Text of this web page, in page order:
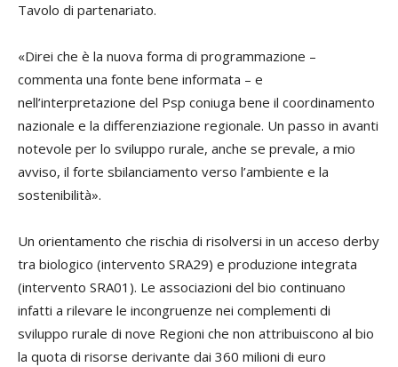
Tavolo di partenariato.
«Direi che è la nuova forma di programmazione –
commenta una fonte bene informata – e
nell’interpretazione del Psp coniuga bene il coordinamento
nazionale e la differenziazione regionale. Un passo in avanti
notevole per lo sviluppo rurale, anche se prevale, a mio
avviso, il forte sbilanciamento verso l’ambiente e la
sostenibilità».
Un orientamento che rischia di risolversi in un acceso derby
tra biologico (intervento SRA29) e produzione integrata
(intervento SRA01). Le associazioni del bio continuano
infatti a rilevare le incongruenze nei complementi di
sviluppo rurale di nove Regioni che non attribuiscono al bio
la quota di risorse derivante dai 360 milioni di euro